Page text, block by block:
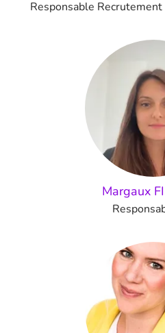
Responsable
Margaux